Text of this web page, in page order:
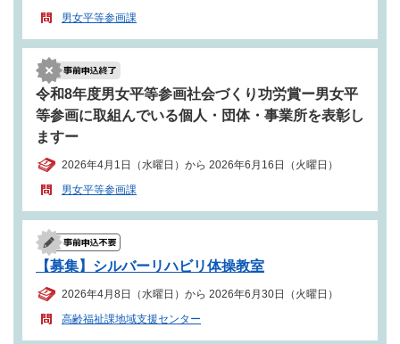
男女平等参画課
令和8年度男女平等参画社会づくり功労賞ー男女平
等参画に取組んでいる個人・団体・事業所を表彰し
ますー
2026年4月1日（水曜日）から 2026年6月16日（火曜日）
男女平等参画課
【募集】シルバーリハビリ体操教室
2026年4月8日（水曜日）から 2026年6月30日（火曜日）
高齢福祉課地域支援センター